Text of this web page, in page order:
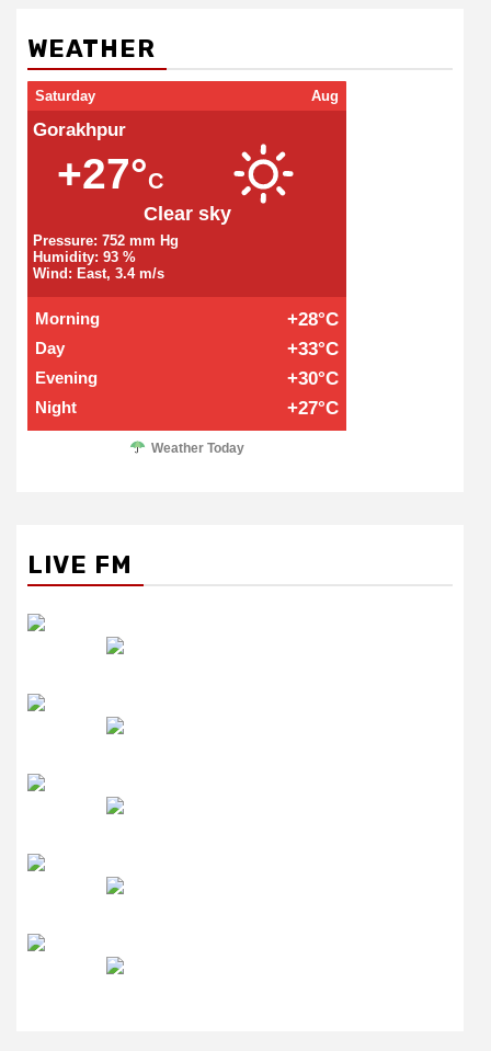
WEATHER
Saturday Aug
Gorakhpur
+27°C
Clear sky
Pressure: 752 mm Hg
Humidity: 93 %
Wind: East, 3.4 m/s
Morning +28°C
Day +33°C
Evening +30°C
Night +27°C
Weather Today
LIVE FM